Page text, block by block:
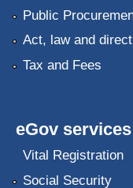
Public
Act, law and
Tax and Fees
eGov services
Vital Registration
Social Security